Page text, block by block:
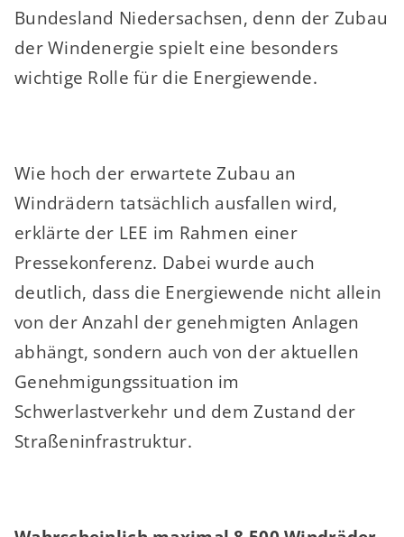
Bundesland Niedersachsen, denn der Zubau
der Windenergie spielt eine besonders
wichtige Rolle für die Energiewende.
Wie hoch der erwartete Zubau an
Windrädern tatsächlich ausfallen wird,
erklärte der LEE im Rahmen einer
Pressekonferenz. Dabei wurde auch
deutlich, dass die Energiewende nicht allein
von der Anzahl der genehmigten Anlagen
abhängt, sondern auch von der aktuellen
Genehmigungssituation im
Schwerlastverkehr und dem Zustand der
Straßeninfrastruktur.